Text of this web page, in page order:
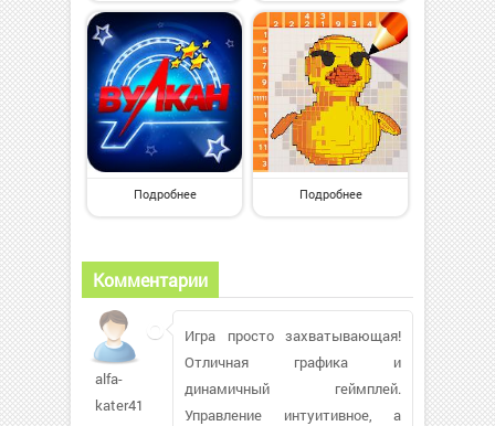
Подробнее Подробнее
Комментарии
alfa-
kater411
Игра просто захватывающая!
Отличная графика и
динамичный геймплей.
Управление интуитивное, а